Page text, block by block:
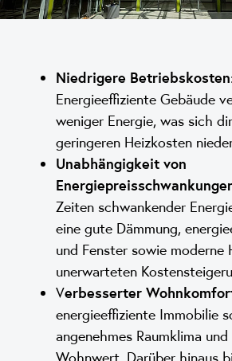
Niedrigere Betriebskosten:
Energieeffiziente Gebäude
weniger Energie, was sich
geringeren Heizkosten
Unabhängigkeit von
Zeiten schwankender
eine gute Dämmung,
und Fenster sowie moderne
unerwarteten
Verbesserter
energieeffiziente Immobilie
angenehmes Raumklima